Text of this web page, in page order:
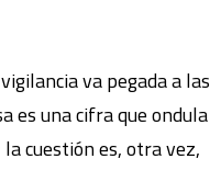
va pegada a las
es una cifra que ondula
cuestión es, otra vez,